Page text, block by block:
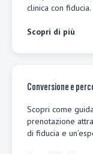
clinica con fiducia.
Scopri di più
Conversione e
Scopri come
prenotazione
di fiducia e